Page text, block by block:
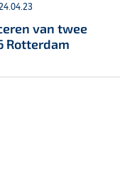
van twee
Rotterdam